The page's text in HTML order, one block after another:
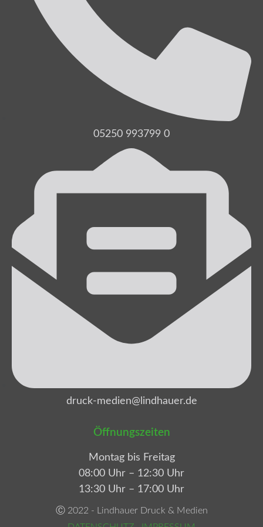
05250 993799 0
druck-medien@lindhauer.de
Öffnungszeiten
Montag bis Freitag
08:00 Uhr – 12:30 Uhr
13:30 Uhr – 17:00 Uhr
Ⓒ 2022 - Lindhauer Druck & Medien